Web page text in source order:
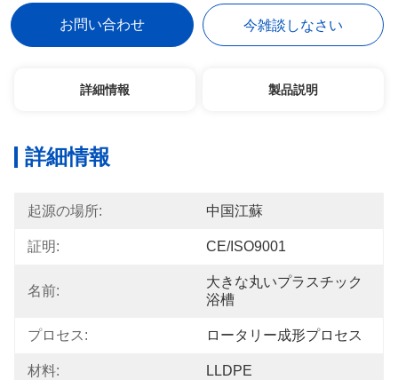
お問い合わせ 今雑談しなさい
詳細情報 製品説明
詳細情報
起源の場所: 中国江蘇
証明: CE/ISO9001
名前:
大きな丸いプラスチック
浴槽
プロセス: ロータリー成形プロセス
材料: LLDPE